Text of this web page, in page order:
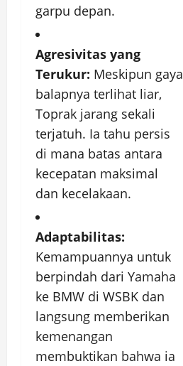
garpu depan.
Agresivitas yang
Terukur: Meskipun gaya
balapnya terlihat liar,
Toprak jarang sekali
terjatuh. Ia tahu persis
di mana batas antara
kecepatan maksimal
dan kecelakaan.
Adaptabilitas:
Kemampuannya untuk
berpindah dari Yamaha
ke BMW di WSBK dan
langsung memberikan
kemenangan
membuktikan bahwa ia